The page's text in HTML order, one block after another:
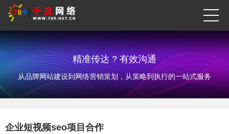
精准传达 ? 有效沟通
从品牌网站建设到网络营销策划，从策略到执行的一站式服务
企业短视频seo项目合作